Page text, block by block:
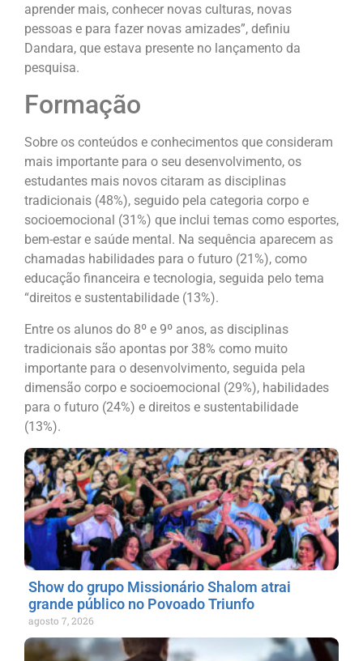
aprender mais, conhecer novas culturas, novas
pessoas e para fazer novas amizades”, definiu
Dandara, que estava presente no lançamento da
pesquisa.
Formação
Sobre os conteúdos e conhecimentos que consideram
mais importante para o seu desenvolvimento, os
estudantes mais novos citaram as disciplinas
tradicionais (48%), seguido pela categoria corpo e
socioemocional (31%) que inclui temas como esportes,
bem-estar e saúde mental. Na sequência aparecem as
chamadas habilidades para o futuro (21%), como
educação financeira e tecnologia, seguida pelo tema
“direitos e sustentabilidade (13%).
Entre os alunos do 8º e 9º anos, as disciplinas
tradicionais são apontas por 38% como muito
importante para o desenvolvimento, seguida pela
dimensão corpo e socioemocional (29%), habilidades
para o futuro (24%) e direitos e sustentabilidade
(13%).
Show do grupo Missionário Shalom atrai
grande público no Povoado Triunfo
agosto 7, 2026